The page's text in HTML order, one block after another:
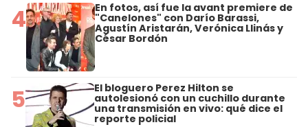
4 En fotos, así fue la avant premiere de
"Canelones" con Darío Barassi,
Agustín Aristarán, Verónica Llinás y
César Bordón
5 El bloguero Perez Hilton se
autolesionó con un cuchillo durante
una transmisión en vivo: qué dice el
reporte policial